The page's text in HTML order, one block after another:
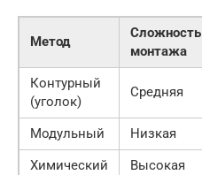
Метод
Сложность
монтажа
Контурный
(уголок)
Средняя
Модульный Низкая
Химический
Высокая